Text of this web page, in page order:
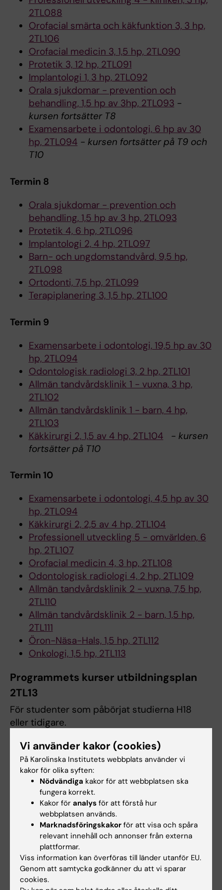
2TL088
Orofacial smärta och käkfunktion 3, 3 hp,
2TL106
Orofacial medicin 3, 1,5 hp, 2TL090
Protetik 3, 12 hp, 2TL091
Implantologi 1, 3 hp, 2TL092
Orala sjukdomar - prevention och
behandling, 1,5 hp av 3hp, 2TL093 -
kursen fortsätter T8
Examensarbete i odontologi, 6 hp av 30
hp, 2TL094 - kursen fortsätter på T9 och
T10
Termin 8
Orala sjukdomar - prevention och
behandling, 1,5 hp av 3 hp, 2TL093
Protetik 4, 6 hp, 2TL096
Implantologi 2, 4 hp, 2TL097
Barn- och ungdomstandvård, 9,5 hp,
2TL098
Ortodonti, 7,5 hp, 2TL099
Terapiplanering 3, 1,5 hp, 2TL100
Termin 9
Examensarbete i odontologi, 19,5 hp av 30
hp, 2TL094
Odontologisk radiologi 3, 2 hp, 2TL101
Allmän tandvårdsklinik 1 - vuxna, 3 hp,
2TL102
Allmän tandvårdsklinik 1 - barn, 4 hp,
2TL103
Käkkirurgi 2, 1,5 av 4 hp, 2TL104
- kursen
fortsätter på T10
Termin 10
Examensarbete i odontologi, 4,5 hp av 30
hp, 2TL094
Käkkirurgi 2, 2,5 av 4 hp, 2TL104
Professionell utveckling 5 - omvärlden, 6
hp, 2TL107
Orofacial medicin 4, 3 hp, 2TL108
Odontologisk radiologi 4, 2 hp, 2TL109
Allmän tandvårdsklinik 2 - vuxna, 7,5 hp,
2TL110
Allmän tandvårdsklinik 2 - barn, 1,5 hp,
2TL111
Öron-Näsa-Hals, 1,5 hp, 2TL112
Onkologi, 1,5 hp, 2TL113
Programmets kurser utbildningsplan
2TL13
För studenter som påbörjat studierna H18
eller tidigare.
Utbildningsplan 2TL13
Poängfördelning tandläkarprogrammet 2TL13
(PDF, 141.81 KB)
Kurserna på den tidigare utbildningsplanen
(2TL13) har lagts ner med övergångsregler
som finns att läsa om i respektive kursplan
under rubriken
Övergångsbestämmelser. Studenter som i
Vi använder kakor (cookies)
På Karolinska Institutets webbplats använder vi
kakor för olika syften:
Nödvändiga kakor för att webbplatsen ska
fungera korrekt.
Kakor för analys för att förstå hur
webbplatsen används.
Marknadsföringskakor för att visa och spåra
relevant innehåll och annonser från externa
plattformar.
Viss information kan överföras till länder utanför EU.
Genom att samtycka godkänner du att vi sparar
cookies.